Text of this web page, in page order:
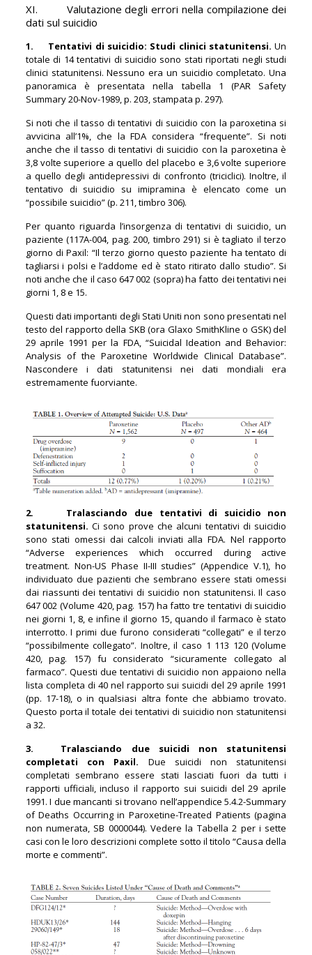
XI. Valutazione degli errori nella compilazione dei
dati sul suicidio
1. Tentativi di suicidio: Studi clinici statunitensi. Un
totale di 14 tentativi di suicidio sono stati riportati negli studi
clinici statunitensi. Nessuno era un suicidio completato. Una
panoramica è presentata nella tabella 1 (PAR Safety
Summary 20-Nov-1989, p. 203, stampata p. 297).
Si noti che il tasso di tentativi di suicidio con la paroxetina si
avvicina all’1%, che la FDA considera “frequente”. Si noti
anche che il tasso di tentativi di suicidio con la paroxetina è
3,8 volte superiore a quello del placebo e 3,6 volte superiore
a quello degli antidepressivi di confronto (triciclici). Inoltre, il
tentativo di suicidio su imipramina è elencato come un
“possibile suicidio” (p. 211, timbro 306).
Per quanto riguarda l’insorgenza di tentativi di suicidio, un
paziente (117A-004, pag. 200, timbro 291) si è tagliato il terzo
giorno di Paxil: “Il terzo giorno questo paziente ha tentato di
tagliarsi i polsi e l’addome ed è stato ritirato dallo studio”. Si
noti anche che il caso 647 002 (sopra) ha fatto dei tentativi nei
giorni 1, 8 e 15.
Questi dati importanti degli Stati Uniti non sono presentati nel
testo del rapporto della SKB (ora Glaxo SmithKline o GSK) del
29 aprile 1991 per la FDA, “Suicidal Ideation and Behavior:
Analysis of the Paroxetine Worldwide Clinical Database”.
Nascondere i dati statunitensi nei dati mondiali era
estremamente fuorviante.
2. Tralasciando due tentativi di suicidio non
statunitensi.Ci sono prove che alcuni tentativi di suicidio
sono stati omessi dai calcoli inviati alla FDA. Nel rapporto
“Adverse experiences which occurred during active
treatment. Non-US Phase II-III studies” (Appendice V.1), ho
individuato due pazienti che sembrano essere stati omessi
dai riassunti dei tentativi di suicidio non statunitensi. Il caso
647 002 (Volume 420, pag. 157) ha fatto tre tentativi di suicidio
nei giorni 1, 8, e infine il giorno 15, quando il farmaco è stato
interrotto. I primi due furono considerati “collegati” e il terzo
“possibilmente collegato”. Inoltre, il caso 1 113 120 (Volume
420, pag. 157) fu considerato “sicuramente collegato al
farmaco”. Questi due tentativi di suicidio non appaiono nella
lista completa di 40 nel rapporto sui suicidi del 29 aprile 1991
(pp. 17-18), o in qualsiasi altra fonte che abbiamo trovato.
Questo porta il totale dei tentativi di suicidio non statunitensi
a 32.
3. Tralasciando due suicidi non statunitensi
completati con Paxil. Due suicidi non statunitensi
completati sembrano essere stati lasciati fuori da tutti i
rapporti ufficiali, incluso il rapporto sui suicidi del 29 aprile
1991. I due mancanti si trovano nell’appendice 5.4.2-Summary
of Deaths Occurring in Paroxetine-Treated Patients (pagina
non numerata, SB 0000044). Vedere la Tabella 2 per i sette
casi con le loro descrizioni complete sotto il titolo “Causa della
morte e commenti”.